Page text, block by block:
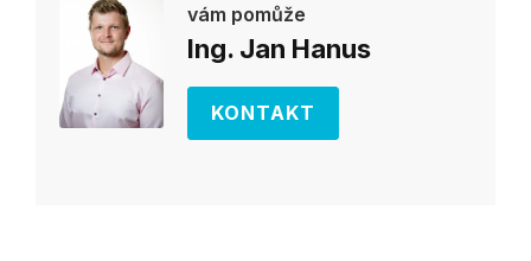
vám pomůže
Ing. Jan Hanus
KONTAKT